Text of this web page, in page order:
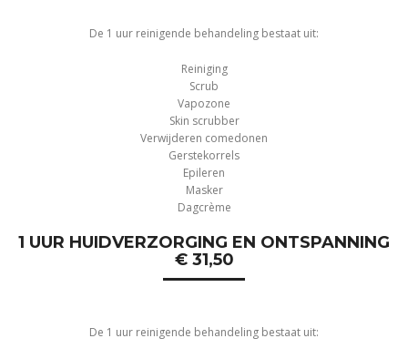
De 1 uur reinigende behandeling bestaat uit:
Reiniging
Scrub
Vapozone
Skin scrubber
Verwijderen comedonen
Gerstekorrels
Epileren
Masker
Dagcrème
1 UUR HUIDVERZORGING EN ONTSPANNING
€ 31,50
De 1 uur reinigende behandeling bestaat uit: